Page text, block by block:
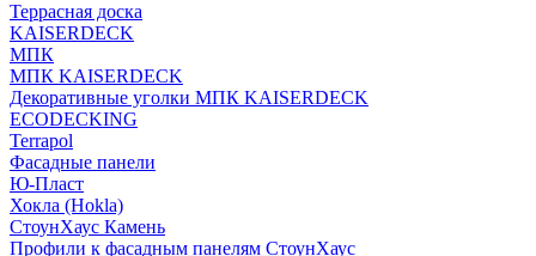
Террасная доска
KAISERDECK
МПК
МПК KAISERDECK
Декоративные уголки МПК KAISERDECK
ECODECKING
Terrapol
Фасадные панели
Ю-Пласт
Хокла (Hokla)
СтоунХаус Камень
Профили к фасадным панелям СтоунХаус